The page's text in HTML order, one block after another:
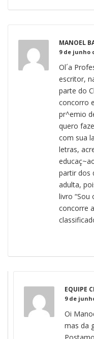
MANOEL
9 de junho
Ol´a
escritor,
parte do
concorro
pr^emio
quero
com sua
letras,
partir dos
adulta,
livro “Sou
concorre
EQUIPE
9 de
Oi
mas da